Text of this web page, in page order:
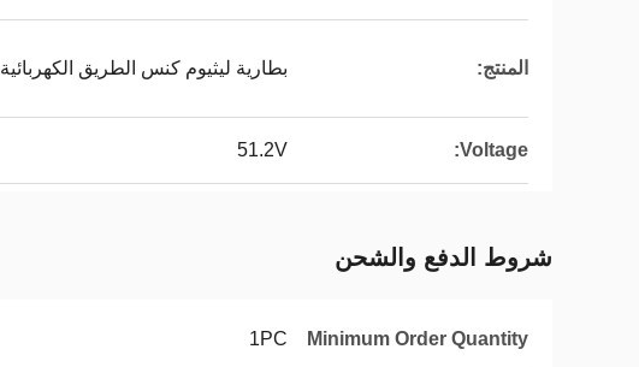
المنتج: بطارية ليثيوم كنس الطريق الكهربائية
Voltage:
51.2V
شروط الدفع والشحن
Minimum Order Quantity
1PC